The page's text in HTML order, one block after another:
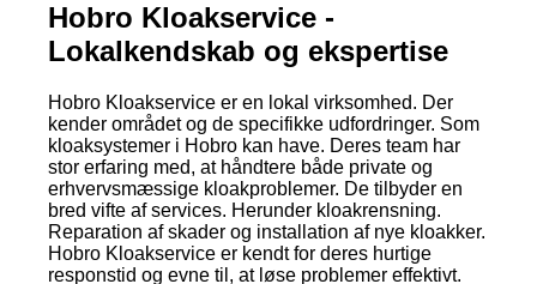
Hobro Kloakservice -
Lokalkendskab og ekspertise
Hobro Kloakservice er en lokal virksomhed. Der
kender området og de specifikke udfordringer. Som
kloaksystemer i Hobro kan have. Deres team har
stor erfaring med, at håndtere både private og
erhvervsmæssige kloakproblemer. De tilbyder en
bred vifte af services. Herunder kloakrensning.
Reparation af skader og installation af nye kloakker.
Hobro Kloakservice er kendt for deres hurtige
responstid og evne til, at løse problemer effektivt.